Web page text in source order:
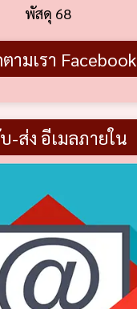
พัสดุ 68
ามเรา Facebook
-ส่ง อีเมลภายใน